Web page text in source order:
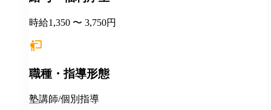
時給1,350 〜 3,750円
職種・指導形態
塾講師/個別指導